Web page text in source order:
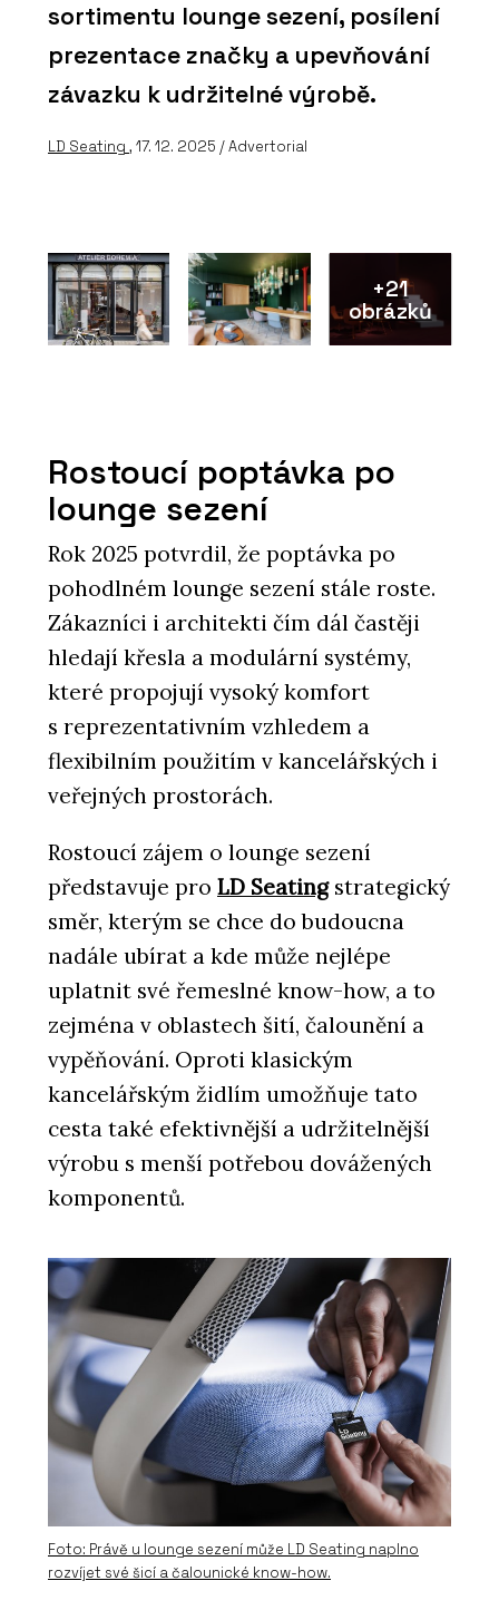
sortimentu lounge sezení, posílení
prezentace značky a upevňování
závazku k udržitelné výrobě.
LD Seating , 17. 12. 2025 / Advertorial
+21
obrázků
Rostoucí poptávka po
lounge sezení
Rok 2025 potvrdil, že poptávka po
pohodlném lounge sezení stále roste.
Zákazníci i architekti čím dál častěji
hledají křesla a modulární systémy,
které propojují vysoký komfort
s reprezentativním vzhledem a
flexibilním použitím v kancelářských i
veřejných prostorách.
Rostoucí zájem o lounge sezení
představuje pro LD Seatingstrategický
směr, kterým se chce do budoucna
nadále ubírat a kde může nejlépe
uplatnit své řemeslné know-how, a to
zejména v oblastech šití, čalounění a
vypěňování. Oproti klasickým
kancelářským židlím umožňuje tato
cesta také efektivnější a udržitelnější
výrobu s menší potřebou dovážených
komponentů.
Foto: Právě u lounge sezení může LD Seating naplno
rozvíjet své šicí a čalounické know-how.